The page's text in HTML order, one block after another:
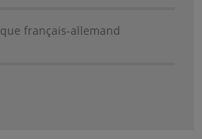
français-allemand